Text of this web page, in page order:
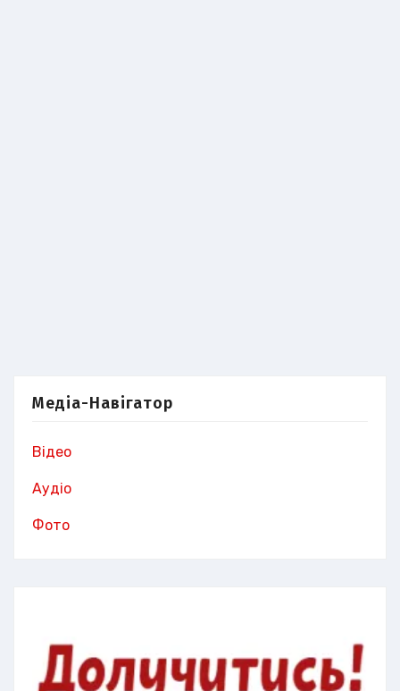
Медіа-Навігатор
Відео
Аудіо
Фото